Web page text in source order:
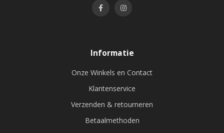
Informatie
Onze Winkels en Contact
Klantenservice
Verzenden & retourneren
Betaalmethoden